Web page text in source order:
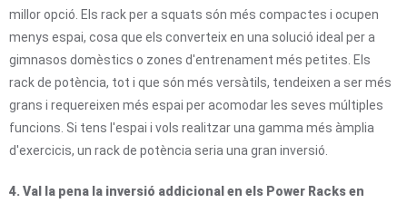
millor opció. Els rack per a squats són més compactes i ocupen
menys espai, cosa que els converteix en una solució ideal per a
gimnasos domèstics o zones d'entrenament més petites. Els
rack de potència, tot i que són més versàtils, tendeixen a ser més
grans i requereixen més espai per acomodar les seves múltiples
funcions. Si tens l'espai i vols realitzar una gamma més àmplia
d'exercicis, un rack de potència seria una gran inversió.
4. Val la pena la inversió addicional en els Power Racks en